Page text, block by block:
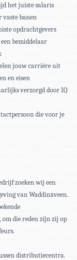
het juiste salaris
vaste banen
opdrachtgevers
bemiddelaar
jouw carrière uit
en eisen
verzorgd door IQ
die voor je
zoeken wij een
van Waddinxveen.
die reden zijn zij op
distributiecentra.